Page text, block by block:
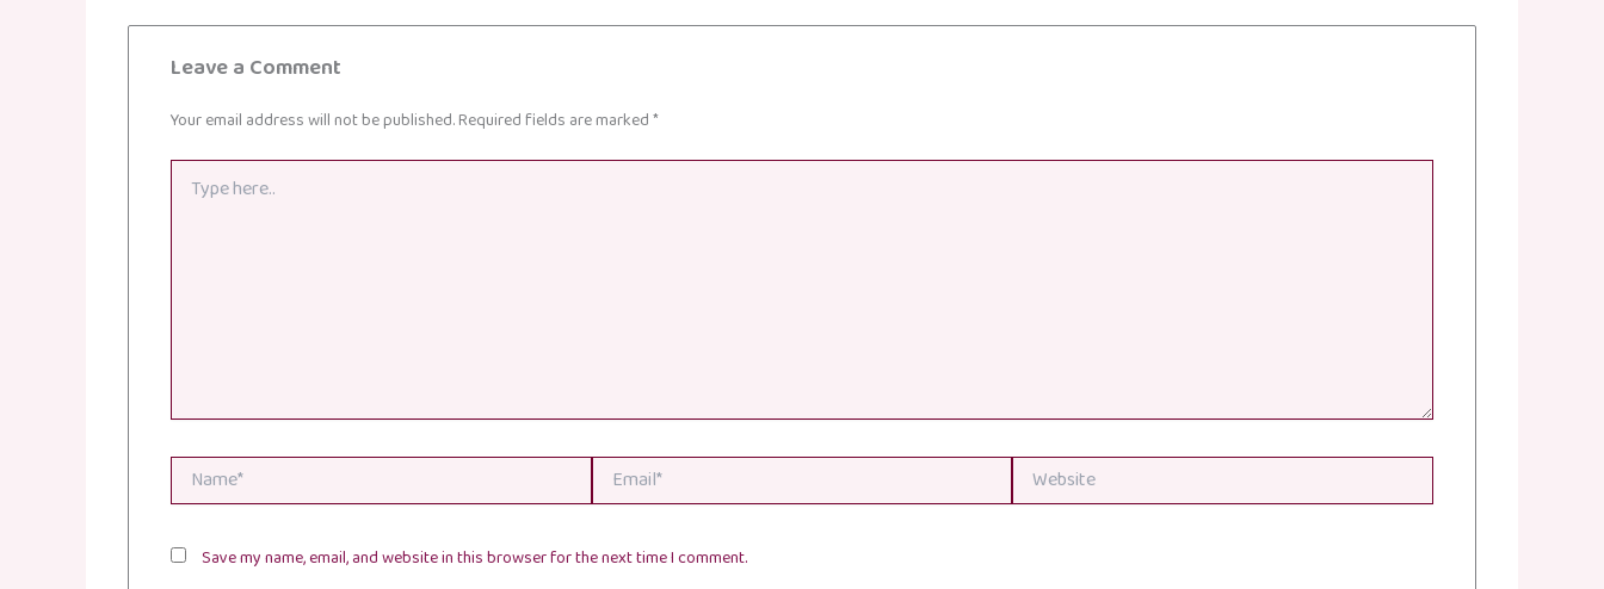
Leave a Comment
Your email address will not be published.Required fields are marked*
here..
Name* Email* Website
Save my name, email, and website in this browser for the next time I comment.